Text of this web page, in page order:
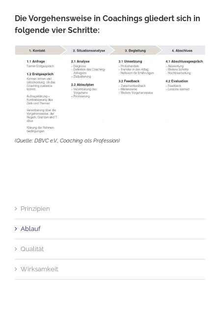
Die Vorgehensweise in Coachings gliedert sich in
folgende vier Schritte:
(Quelle: DBVC e.V., Coaching als Profession)
Prinzipien
Ablauf
Qualität
Wirksamkeit